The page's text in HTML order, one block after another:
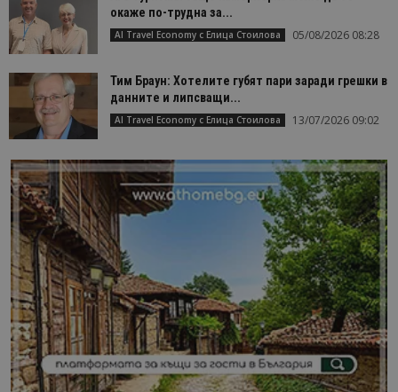
окаже по-трудна за...
AI Travel Economy с Елица Стоилова 05/08/2026 08:28
Тим Браун: Хотелите губят пари заради грешки в
данните и липсващи...
AI Travel Economy с Елица Стоилова 13/07/2026 09:02